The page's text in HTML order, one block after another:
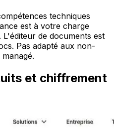
techniques
est à votre charge
L'éditeur de documents est
Pas adapté aux non-
et chiffrement